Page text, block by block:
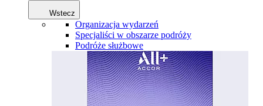
Wstecz
Organizacja wydarzeń
Specjaliści w obszarze podróży
Podróże służbowe